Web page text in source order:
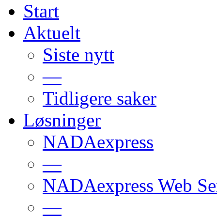
Start
Aktuelt
Siste nytt
—
Tidligere saker
Løsninger
NADAexpress
—
NADAexpress Web
—